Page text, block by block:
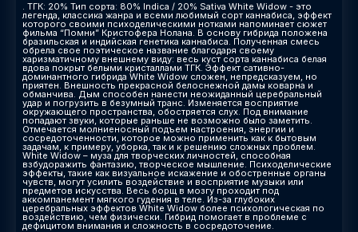
. ТГК: 20% Тип сорта: 80% Indica / 20% Sativa White Widow - это
легенда, классика жанра и всеми любимый сорт каннабиса, эффект
которого своими психоделическими нотками напоминает сюжет
фильма “Помни” Кристофера Нолана. В основу гибрида положена
бразильская и индийская генетика каннабиса. Полученная смесь
обрела свое поэтическое название благодаря своему
харизматичному внешнему виду: весь куст сорта каннабиса белая
вдова покрыт белыми кристаллами ТГК. Эффект сативно-
доминантного гибрида White Widow сложен, непредсказуем, но
приятен. Внешность прекрасной белоснежной дамы коварна и
обманчива. Дым способен нанести неожиданный церебральный
удар и погрузить в безумный транс. Изменяется восприятие
окружающего пространства, обостряется слух. Под внимание
попадают звуки, которые раньше не возможно было заметить.
Отмечается молниеносный подъем настроения, энергии и
сосредоточенности, которое можно применить как к бытовым
задачам, к примеру, уборка, так и к решению сложных проблем.
White Widow – муза для творческих личностей, способная
взбудоражить фантазию, творческое мышление. Психоделические
эффекты, такие как визуальное искажение и обостренные органы
чувств, могут усилить воздействие и восприятие музыки или
предметов искусства. Весь борщ в мозгу проходит под
аккомпанемент мягкого гудения в теле. Из-за глубоких
церебральных эффектов White Widow более психологическая по
воздействию, чем физически. Гибрид помогает в проблеме с
дефицитом внимания и сложность в сосредоточение.